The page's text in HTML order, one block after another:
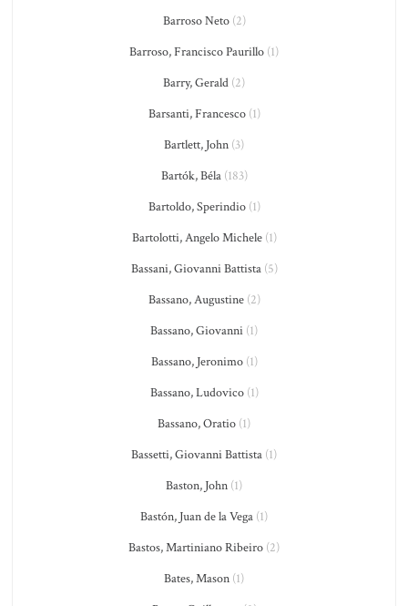
Barroso Neto(2)
Barroso, Francisco Paurillo (1)
Barry, Gerald (2)
Barsanti, Francesco(1)
Bartlett, John (3)
Bartók, Béla(183)
Bartoldo, Sperindio(1)
Bartolotti, Angelo Michele(1)
Bassani, Giovanni Battista(5)
Bassano, Augustine(2)
Bassano, Giovanni (1)
Bassano, Jeronimo(1)
Bassano, Ludovico(1)
Bassano, Oratio (1)
Bassetti, Giovanni Battista (1)
Baston, John (1)
Bastón, Juan de la Vega (1)
Bastos, Martiniano Ribeiro (2)
Bates, Mason (1)